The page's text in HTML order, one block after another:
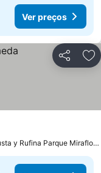
Ver preços
Partilhar
a 2.1 km de Santa Justa y Rufina Parque Miraflores